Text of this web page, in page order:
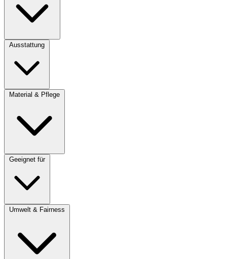
Ausstattung
Material & Pflege
Geeignet für
Umwelt & Fairness